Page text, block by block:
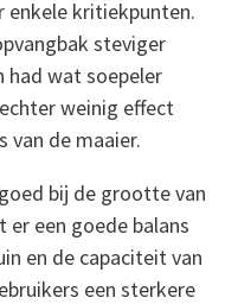
enkele kritiekpunten.
steviger
had wat soepeler
weinig effect
van de maaier.
bij de grootte van
een goede balans
en de capaciteit van
een sterkere